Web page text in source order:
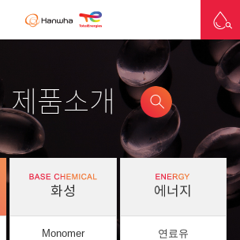
제품소개
화성
Monomer
에너지
연료유